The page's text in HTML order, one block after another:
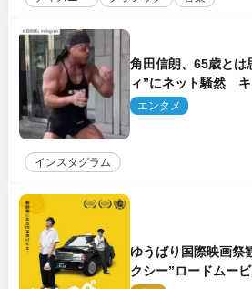
角田信朗、65歳とは
ィ”にネット騒然
エンタメ
インスタグラム
ゆうばり国際映画
クシー”ロードムー